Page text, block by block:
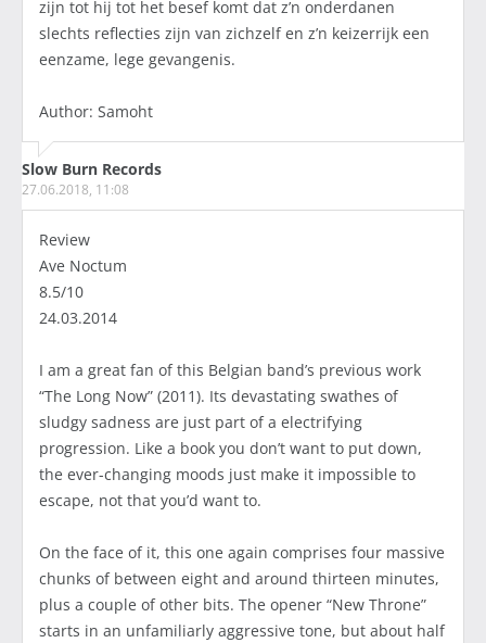
zijn tot hij tot het besef komt dat z’n onderdanen
slechts reflecties zijn van zichzelf en z’n keizerrijk een
eenzame, lege gevangenis.
Author: Samoht
Slow Burn Records
27.06.2018, 11:08
Review
Ave Noctum
8.5/10
24.03.2014
I am a great fan of this Belgian band’s previous work
“The Long Now” (2011). Its devastating swathes of
sludgy sadness are just part of a electrifying
progression. Like a book you don’t want to put down,
the ever-changing moods just make it impossible to
escape, not that you’d want to.
On the face of it, this one again comprises four massive
chunks of between eight and around thirteen minutes,
plus a couple of other bits. The opener “New Throne”
starts in an unfamiliarly aggressive tone, but about half